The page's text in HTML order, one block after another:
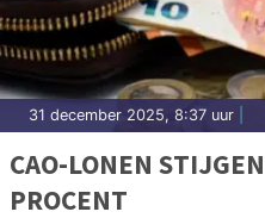
31 december 2025, 8:37 uur
CAO-LONEN
PROCENT